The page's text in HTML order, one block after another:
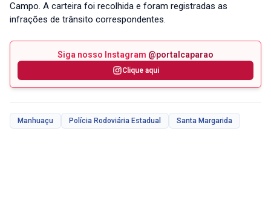
Campo. A carteira foi recolhida e foram registradas as
infrações de trânsito correspondentes.
Siga nosso Instagram @portalcaparao
Clique aqui
Manhuaçu Polícia Rodoviária Estadual Santa Margarida